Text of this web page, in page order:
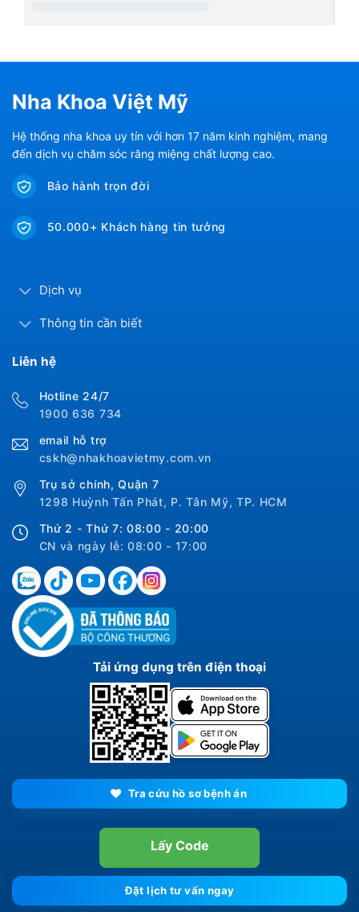
Nha Khoa Việt Mỹ
Hệ thống nha khoa uy tín với hơn 17 năm kinh nghiệm, mang
đến dịch vụ chăm sóc răng miệng chất lượng cao.
Bảo hành trọn đời
50.000+ Khách hàng tin tưởng
Dịch vụ
Thông tin cần biết
Liên hệ
Hotline 24/7
1900 636 734
email hỗ trợ
cskh@nhakhoavietmy.com.vn
Trụ sở chính, Quận 7
1298 Huỳnh Tấn Phát, P. Tân Mỹ, TP. HCM
Thứ 2 - Thứ 7: 08:00 - 20:00
CN và ngày lễ: 08:00 - 17:00
Tải ứng dụng trên điện thoại
Tra cứu hồ sơ bệnh án
Lấy Code
Đặt lịch tư vấn ngay